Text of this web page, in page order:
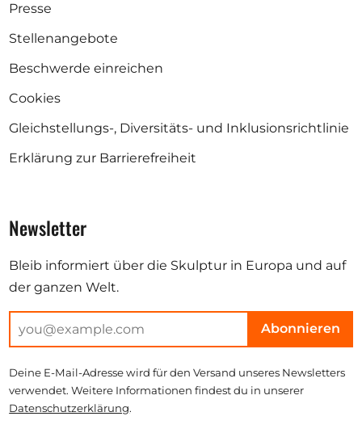
Presse
Stellenangebote
Beschwerde einreichen
Cookies
Gleichstellungs-, Diversitäts- und Inklusionsrichtlinie
Erklärung zur Barrierefreiheit
Newsletter
Bleib informiert über die Skulptur in Europa und auf
der ganzen Welt.
Abonnieren
Deine E-Mail-Adresse wird für den Versand unseres Newsletters
verwendet. Weitere Informationen findest du in unserer
Datenschutzerklärung.